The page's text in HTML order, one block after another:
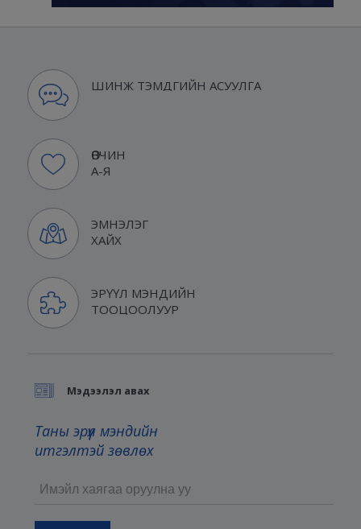
ШИНЖ ТЭМДГИЙН АСУУЛГА
ӨВЧИН
А-Я
ЭМНЭЛЭГ
ХАЙХ
ЭРҮҮЛ МЭНДИЙН
ТООЦООЛУУР
Мэдээлэл авах
Таны эрүүл мэндийн
итгэлтэй зөвлөх